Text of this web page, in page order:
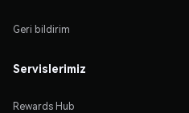
Geri bildirim
Servislerimiz
Rewards Hub